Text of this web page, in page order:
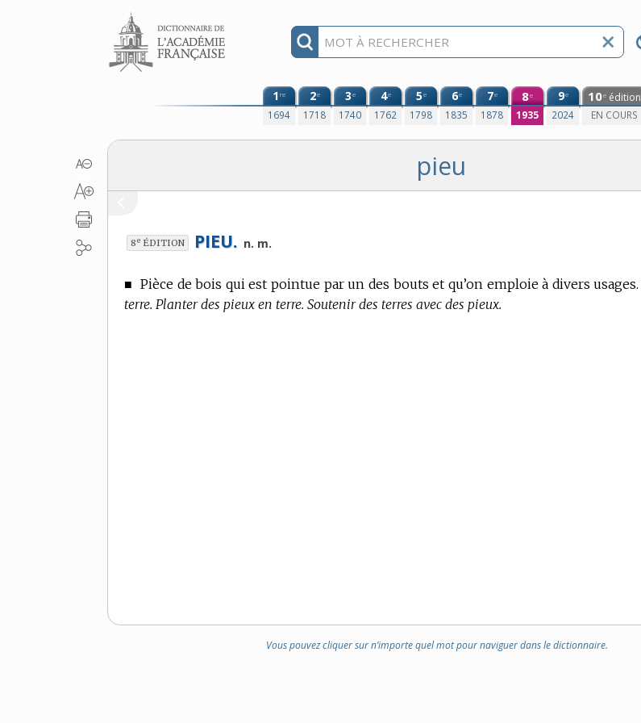
Aller au contenu
1re
1694
2e
1718
3e
1740
4e
1762
5e
1798
6e
1835
7e
1878
8e
1935
9e
2024
10e édition
EN COURS
pieu
8e ÉDITION PIEU. n. m.
■ Pièce de bois qui est pointue par un des bouts et qu’on emploie à divers usages.
terre. Planter des pieux en terre. Soutenir des terres avec des pieux.
Vous pouvez cliquer sur n’importe quel mot pour naviguer dans le dictionnaire.